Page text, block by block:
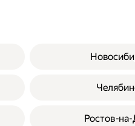
Ростов-